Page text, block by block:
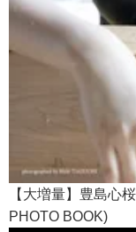
【大増量】豊島心
PHOTO BOOK)